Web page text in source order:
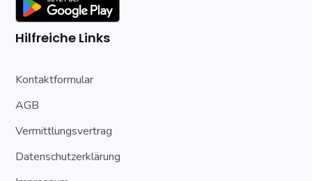
Hilfreiche Links
Kontaktformular
AGB
Vermittlungsvertrag
Datenschutzerklärung